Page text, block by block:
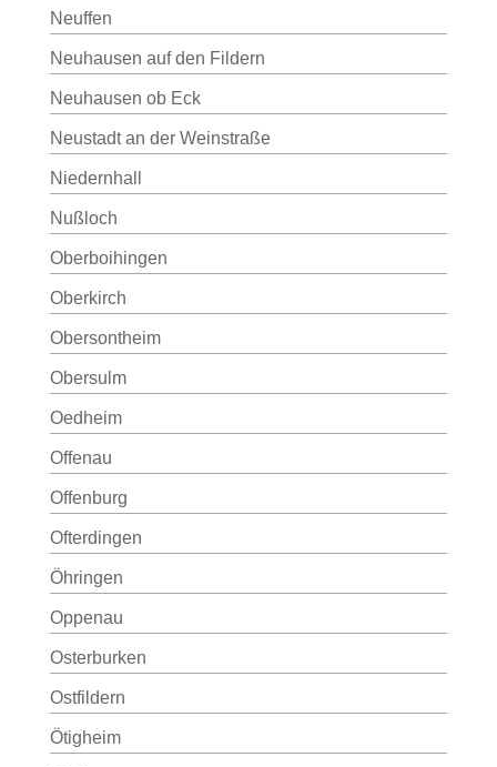
Neuffen
Neuhausen auf den Fildern
Neuhausen ob Eck
Neustadt an der Weinstraße
Niedernhall
Nußloch
Oberboihingen
Oberkirch
Obersontheim
Obersulm
Oedheim
Offenau
Offenburg
Ofterdingen
Öhringen
Oppenau
Osterburken
Ostfildern
Ötigheim